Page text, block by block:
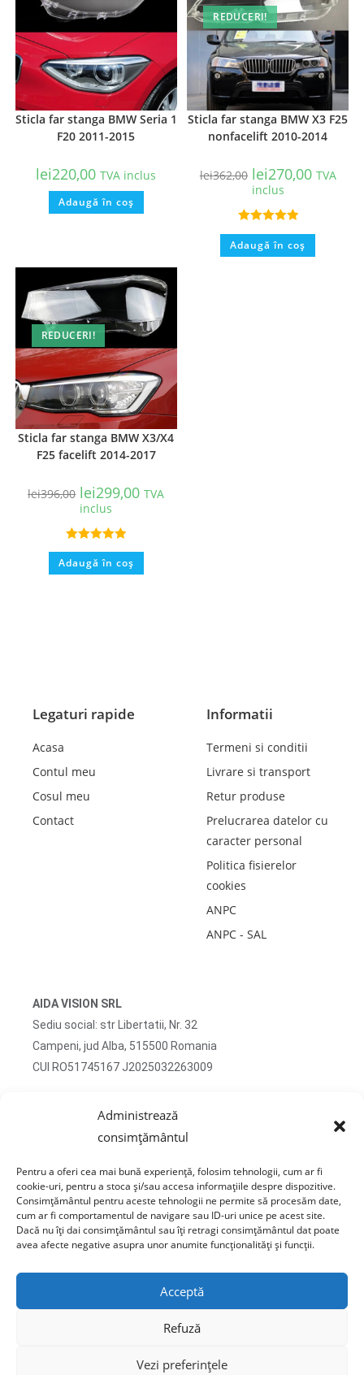
Administrează
consimțământul
Pentru a oferi cea mai bună experiență, folosim tehnologii, cum ar fi
cookie-uri, pentru a stoca și/sau accesa informațiile despre dispozitive.
Consimțământul pentru aceste tehnologii ne permite să procesăm date,
cum ar fi comportamentul de navigare sau ID-uri unice pe acest site.
Dacă nu îți dai consimțământul sau îți retragi consimțământul dat poate
avea afecte negative asupra unor anumite funcționalități și funcții.
Acceptă
Refuză
Vezi preferințele
Sticla far stanga BMW Seria 1
F20 2011-2015
lei220,00 TVA inclus
Adaugă în coș
REDUCERI!
Sticla far stanga BMW X3 F25
nonfacelift 2010-2014
lei362,00 lei270,00 TVA
inclus
Evaluat la
5.00din 5
Adaugă în coș
REDUCERI!
Sticla far stanga BMW X3/X4
F25 facelift 2014-2017
lei396,00 lei299,00 TVA
inclus
Evaluat la
5.00din 5
Adaugă în coș
Legaturi rapide
Acasa
Contul meu
Cosul meu
Contact
Informatii
Termeni si conditii
Livrare si transport
Retur produse
Prelucrarea datelor cu
caracter personal
Politica fisierelor
cookies
ANPC
ANPC - SAL
AIDA VISION SRL
Sediu social: str Libertatii, Nr. 32
Campeni, jud Alba, 515500 Romania
CUI RO51745167 J2025032263009
email: contact@sticlafar.ro
Nu detinem magazin de prezentare, comenzile se
livreaza exclusiv prin curierat.
Copyright © 2020 Sticla Far - AIDA VISION S.R.L. CUI: 51745167 J2025032263009